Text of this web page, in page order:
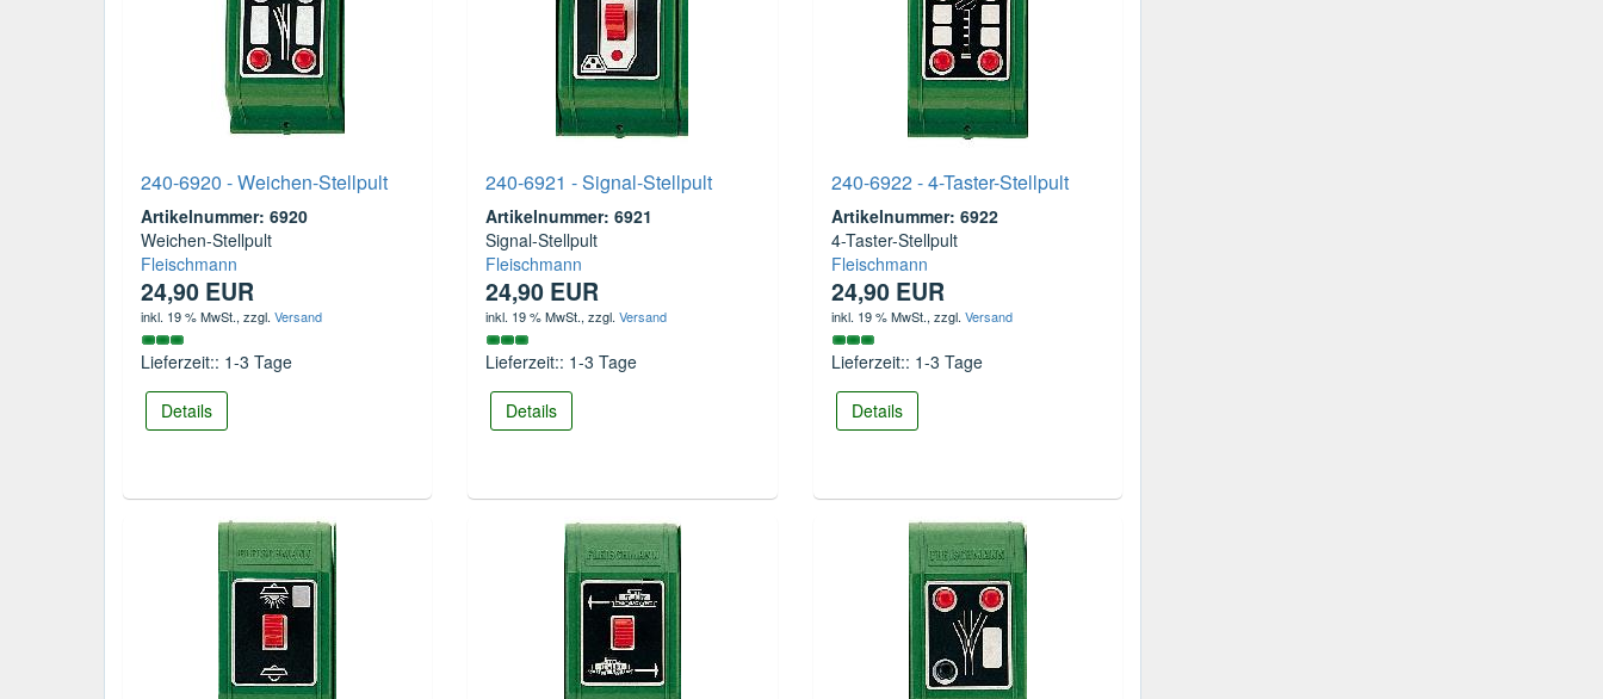
240-6920 - Weichen-Stellpult
Artikelnummer: 6920
Weichen-Stellpult
Fleischmann
24,90 EUR
inkl. 19 % MwSt., zzgl. Versand
Lieferzeit:: 1-3 Tage
Details
240-6921 - Signal-Stellpult
Artikelnummer: 6921
Signal-Stellpult
Fleischmann
24,90 EUR
inkl. 19 % MwSt., zzgl.Versand
Lieferzeit:: 1-3 Tage
Details
240-6922 - 4-Taster-Stellpult
Artikelnummer: 6922
4-Taster-Stellpult
Fleischmann
24,90 EUR
inkl. 19 % MwSt., zzgl. Versand
Lieferzeit:: 1-3 Tage
Details